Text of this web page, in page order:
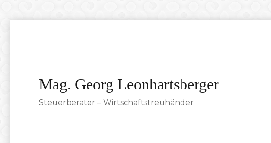
Mag. Georg Leonhartsberger
Steuerberater – Wirtschaftstreuhänder